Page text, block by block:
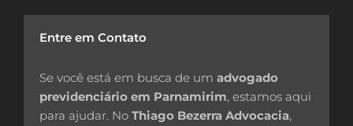
Entre em Contato
Se você está em busca de um advogado
previdenciário em Parnamirim, estamos aqui
para ajudar. No Thiago Bezerra Advocacia,